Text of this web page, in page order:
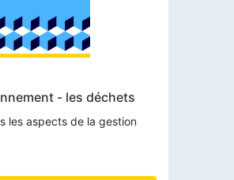
- les déchets
les aspects de la gestion